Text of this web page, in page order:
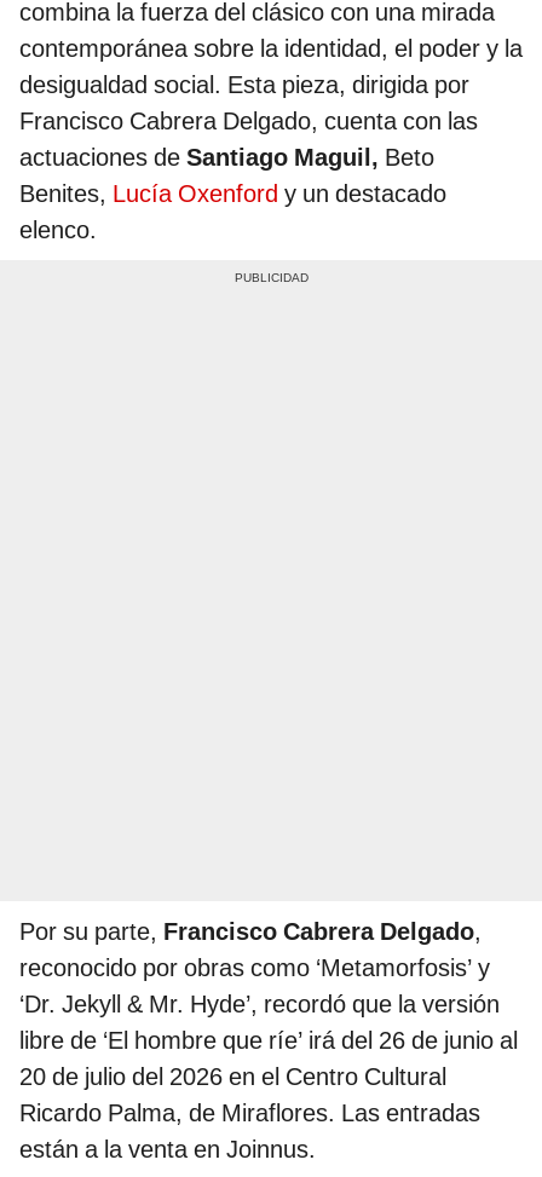
combina la fuerza del clásico con una mirada
contemporánea sobre la identidad, el poder y la
desigualdad social. Esta pieza, dirigida por
Francisco Cabrera Delgado, cuenta con las
actuaciones de Santiago Maguil, Beto
Benites, Lucía Oxenford y un destacado
elenco.
Por su parte, Francisco Cabrera Delgado,
reconocido por obras como ‘Metamorfosis’ y
‘Dr. Jekyll & Mr. Hyde’, recordó que la versión
libre de ‘El hombre que ríe’ irá del 26 de junio al
20 de julio del 2026 en el Centro Cultural
Ricardo Palma, de Miraflores. Las entradas
están a la venta en Joinnus.